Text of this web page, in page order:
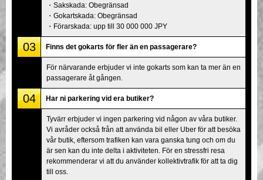
・Sakskada: Obegränsad
・Gokartskada: Obegränsad
・Förarskada: upp till 30 000 000 JPY
03 Finns det gokarts för fler än en passagerare?
För närvarande erbjuder vi inte gokarts som kan ta mer än en
passagerare åt gången.
04 Har ni parkering vid era butiker?
Tyvärr erbjuder vi ingen parkering vid någon av våra butiker.
Vi avråder också från att använda bil eller Uber för att besöka
vår butik, eftersom trafiken kan vara ganska tung och om du
är sen kan du inte delta i aktiviteten. För en stressfri resa
rekommenderar vi att du använder kollektivtrafik för att ta dig
till oss.